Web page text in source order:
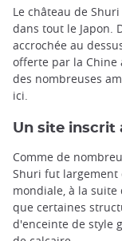
Le château de
dans tout le Japon.
accrochée au
offerte par la Chine
des nombreuses
ici.
Un site inscrit
Comme de
Shuri fut largement
mondiale, à la
que certaines
d'enceinte de style